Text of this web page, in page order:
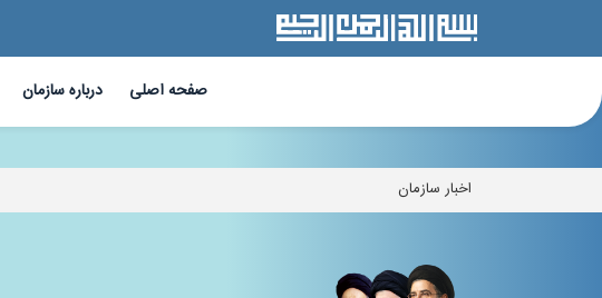
وزارت آموزش و پرورش ، سازمان پژوهش و برنامه ریزی آموزشی ، سازمان پژوهش،چارت سازمانی
صفحه اصلی درباره سازمان
اخبار سازمان